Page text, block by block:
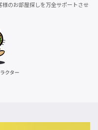
のお部屋探しを万全サポートさせ